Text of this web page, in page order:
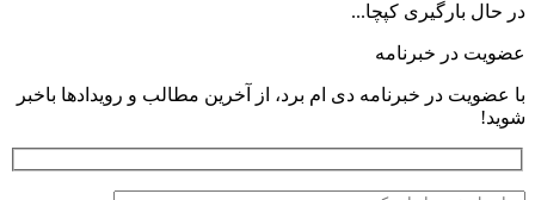
در حال بارگیری کپچا...
عضویت در خبرنامه
با عضویت در خبرنامه دی ام برد، از آخرین مطالب و رویدادها باخبر
شوید!